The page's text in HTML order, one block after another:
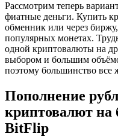
Рассмотрим теперь
фиатные деньги. Купить
обменник или через
популярных монетах.
одной криптовалюты на
выбором и большим
поэтому большинство все
Пополнение
криптовалют
BitFlip